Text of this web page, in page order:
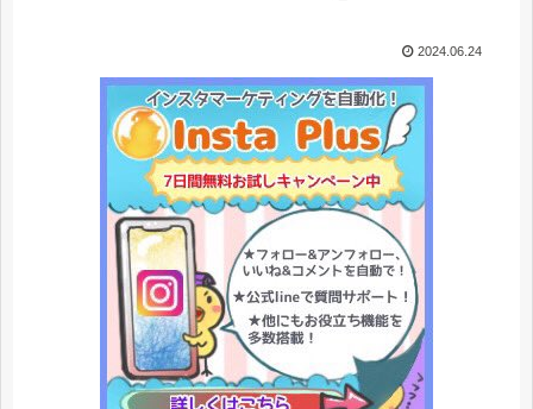
2024.06.24